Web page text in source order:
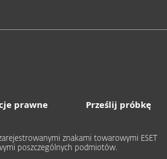
prawne Prześlij próbkę
znakami towarowymi ESET
poszczególnych podmiotów.